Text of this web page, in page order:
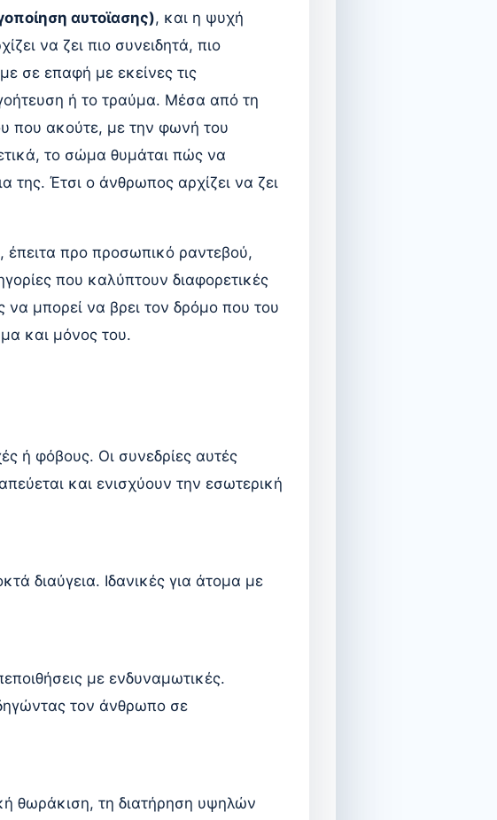
αυτοϊασης), και η ψυχή
να ζει πιο συνειδητά, πιο
σε επαφή με εκείνες τις
ή το τραύμα. Μέσα από τη
που ακούτε, με την φωνή του
το σώμα θυμάται πώς να
της. Έτσι ο άνθρωπος αρχίζει να ζει
έπειτα προ προσωπικό ραντεβού,
που καλύπτουν διαφορετικές
μπορεί να βρει τον δρόμο που του
και μόνος του.
ή φόβους. Οι συνεδρίες αυτές
και ενισχύουν την εσωτερική
διαύγεια. Ιδανικές για άτομα με
με ενδυναμωτικές.
τον άνθρωπο σε
θωράκιση, τη διατήρηση υψηλών